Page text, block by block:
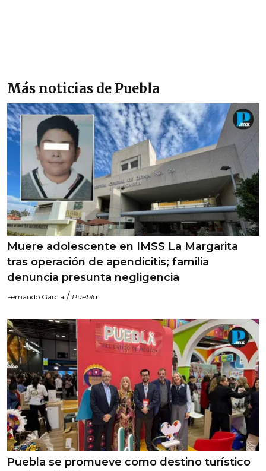
Más noticias de Puebla
Muere adolescente en IMSS La Margarita
tras operación de apendicitis; familia
denuncia presunta negligencia
Fernando García / Puebla
Puebla se promueve como destino turístico